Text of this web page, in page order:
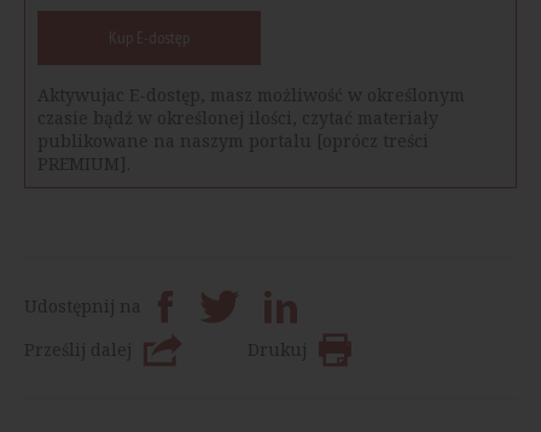
Kup E-dostęp
Aktywujac E-dostęp, masz możliwość w określonym
czasie bądź w określonej ilości, czytać materiały
publikowane na naszym portalu [oprócz treści
PREMIUM].
Udostępnij na
Prześlij dalej
Drukuj